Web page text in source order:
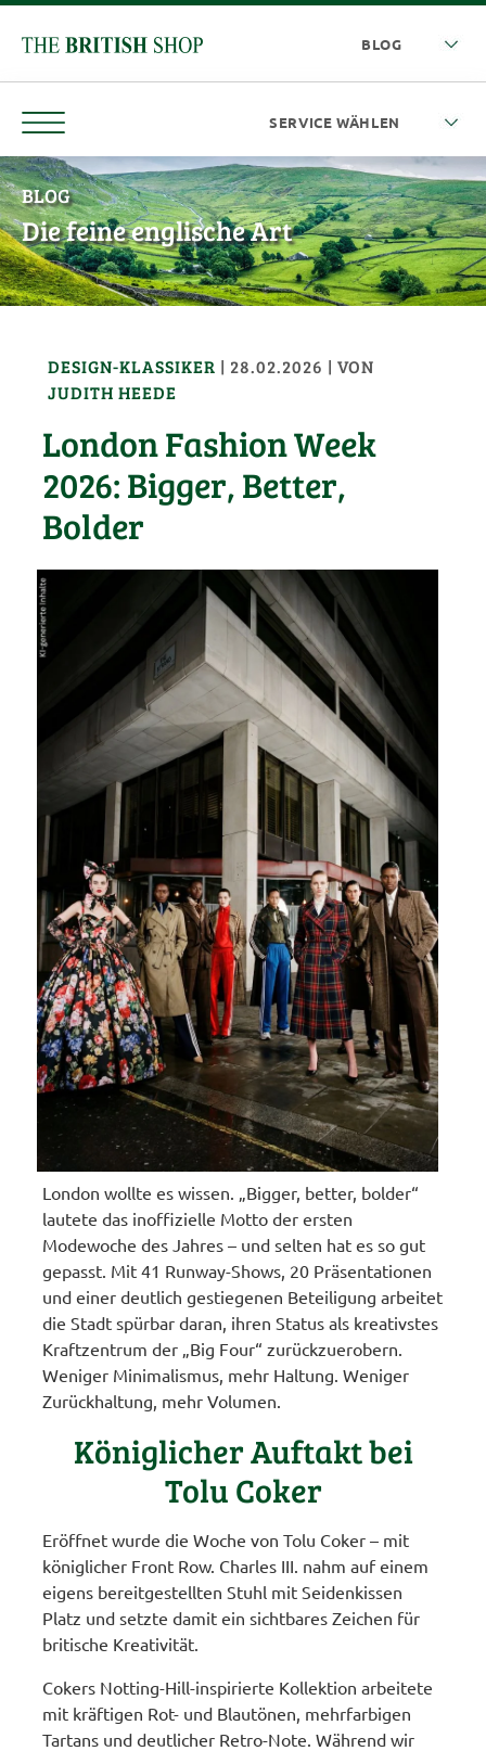
BLOG
Die feine englische Art
DESIGN-KLASSIKER | 28.02.2026 | VON
JUDITH HEEDE
London Fashion Week
2026: Bigger, Better,
Bolder
London wollte es wissen. „Bigger, better, bolder“
lautete das inoffizielle Motto der ersten
Modewoche des Jahres – und selten hat es so gut
gepasst. Mit 41 Runway-Shows, 20 Präsentationen
und einer deutlich gestiegenen Beteiligung arbeitet
die Stadt spürbar daran, ihren Status als kreativstes
Kraftzentrum der „Big Four“ zurückzuerobern.
Weniger Minimalismus, mehr Haltung. Weniger
Zurückhaltung, mehr Volumen.
Königlicher Auftakt bei
Tolu Coker
Eröffnet wurde die Woche von Tolu Coker – mit
königlicher Front Row. Charles III. nahm auf einem
eigens bereitgestellten Stuhl mit Seidenkissen
Platz und setzte damit ein sichtbares Zeichen für
britische Kreativität.
Cokers Notting-Hill-inspirierte Kollektion arbeitete
mit kräftigen Rot- und Blautönen, mehrfarbigen
Tartans und deutlicher Retro-Note. Während wir